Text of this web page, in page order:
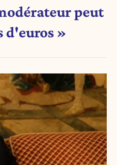
peut
d'euros »